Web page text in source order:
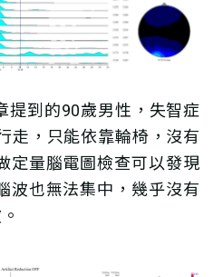
提到的90歲男性，失智症
走，只能依靠輪椅，沒有
定量腦電圖檢查可以發現
波也無法集中，幾乎沒有